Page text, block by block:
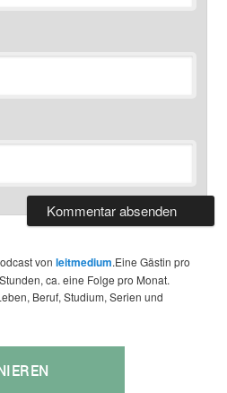
vonleitmedium.Eine Gästin pro
ca. eine Folge pro Monat.
Beruf, Studium, Serien und